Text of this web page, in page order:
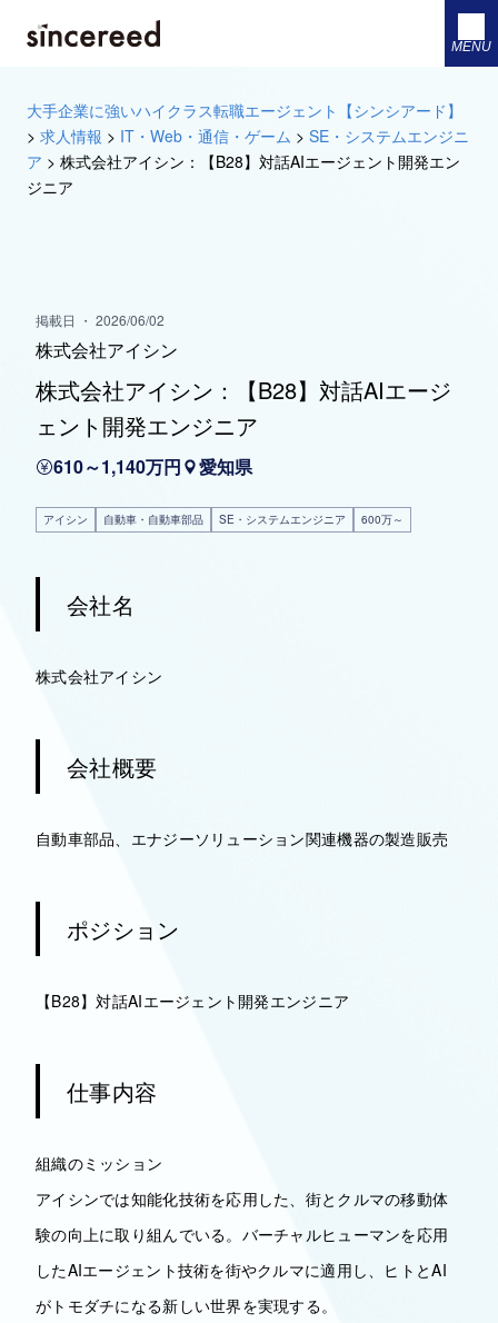
MENU
大手企業に強いハイクラス転職エージェント【シンシアード】
> 求人情報 > IT・Web・通信・ゲーム > SE・システムエンジニ
ア > 株式会社アイシン：【B28】対話AIエージェント開発エン
ジニア
掲載日 ・ 2026/06/02
株式会社アイシン
株式会社アイシン：【B28】対話AIエージ
ェント開発エンジニア
610～1,140万円 愛知県
アイシン 自動車・自動車部品 SE・システムエンジニア 600万～
会社名
株式会社アイシン
会社概要
自動車部品、エナジーソリューション関連機器の製造販売
ポジション
【B28】対話AIエージェント開発エンジニア
仕事内容
組織のミッション
アイシンでは知能化技術を応用した、街とクルマの移動体
験の向上に取り組んでいる。バーチャルヒューマンを応用
したAIエージェント技術を街やクルマに適用し、ヒトとAI
がトモダチになる新しい世界を実現する。